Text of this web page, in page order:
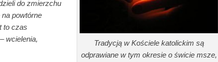
Tradycją w Kościele katolickim są
odprawiane w tym okresie o świcie msze,
do zmierzchu
powtórne
to czas
wcielenia,